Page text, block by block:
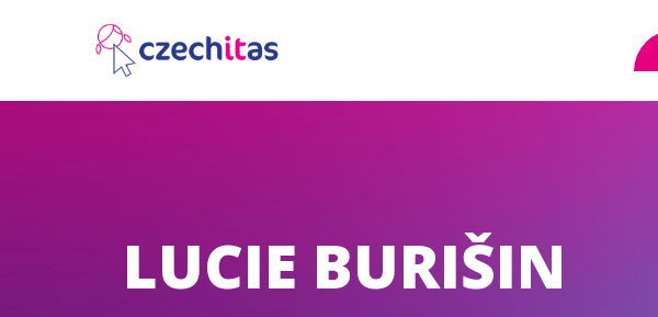
LUCIE BURIŠIN